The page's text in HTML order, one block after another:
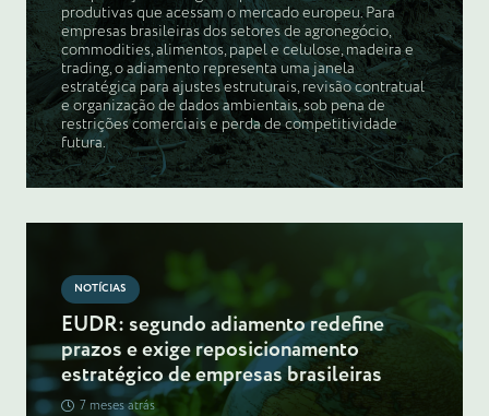
produtivas que acessam o mercado europeu. Para
empresas brasileiras dos setores de agronegócio,
commodities, alimentos, papel e celulose, madeira e
trading, o adiamento representa uma janela
estratégica para ajustes estruturais, revisão contratual
e organização de dados ambientais, sob pena de
restrições comerciais e perda de competitividade
futura.
NOTÍCIAS
EUDR: segundo adiamento redefine
prazos e exige reposicionamento
estratégico de empresas brasileiras
7 meses atrás